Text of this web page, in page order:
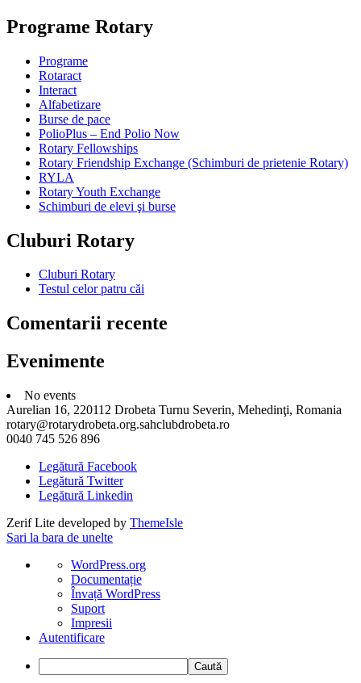
Programe Rotary
Programe
Rotaract
Interact
Alfabetizare
Burse de pace
PolioPlus – End Polio Now
Rotary Fellowships
Rotary Friendship Exchange (Schimburi de prietenie Rotary)
RYLA
Rotary Youth Exchange
Schimburi de elevi şi burse
Cluburi Rotary
Cluburi Rotary
Testul celor patru căi
Comentarii recente
Evenimente
No events
Aurelian 16, 220112 Drobeta Turnu Severin, Mehedinţi, Romania
rotary@rotarydrobeta.org.sahclubdrobeta.ro
0040 745 526 896
Legătură Facebook
Legătură Twitter
Legătură Linkedin
Zerif Lite developed by ThemeIsle
Sari la bara de unelte
Despre
WordPress
WordPress.org
Documentație
Învață WordPress
Suport
Impresii
Autentificare
Caută